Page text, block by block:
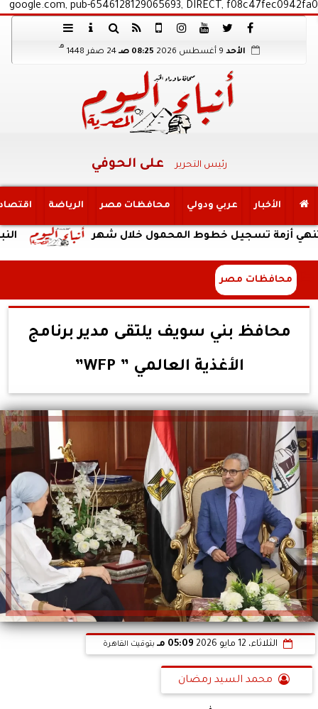
google.com, pub-6546128129065693, DIRECT, f08c47fec0942fa0
الأحد 08:25 صـ 24 صفر 1448
هـ
رئيس التحرير على الحوفي
الأخبار عربي ودولي محافظات مصر الرياضة
النبؤة تسجيل خطوط المحمول خلال شهر
محافظات مصر
محافظ بني سويف يلتقى مدير برنامج
الأغذية العالمي ” WFP”
الثلاثاء، 12 مايو 2026 05:09 مـ بتوقيت القاهرة
محمد السيد رمضان